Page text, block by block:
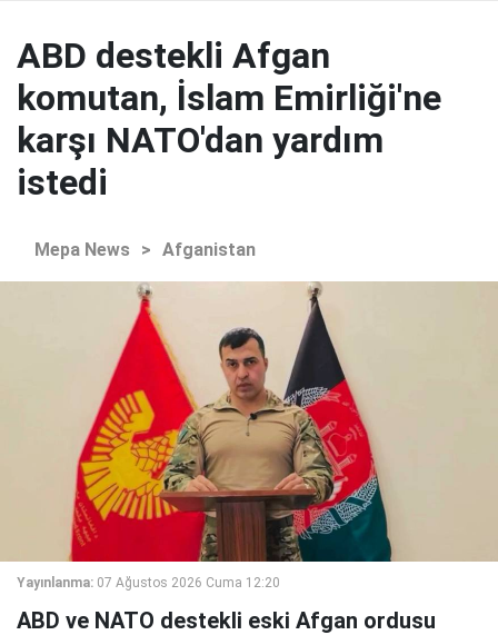
ABD destekli Afgan
komutan, İslam Emirliği'ne
karşı NATO'dan yardım
istedi
Mepa News > Afganistan
Yayınlanma: 07 Ağustos 2026 Cuma 12:20
ABD ve NATO destekli eski Afgan ordusu